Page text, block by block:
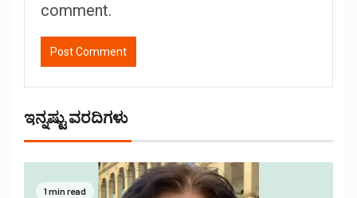
comment.
ಇನ್ನಷ್ಟು ವರದಿಗಳು
1 min read